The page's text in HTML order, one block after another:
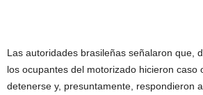
Las autoridades brasileñas señalaron que,
los ocupantes del motorizado hicieron caso
detenerse y, presuntamente, respondieron